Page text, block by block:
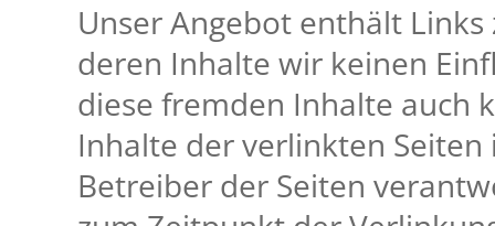
Unser Angebot enthält
deren Inhalte wir keinen
diese fremden Inhalte auch
Inhalte der verlinkten
Betreiber der Seiten